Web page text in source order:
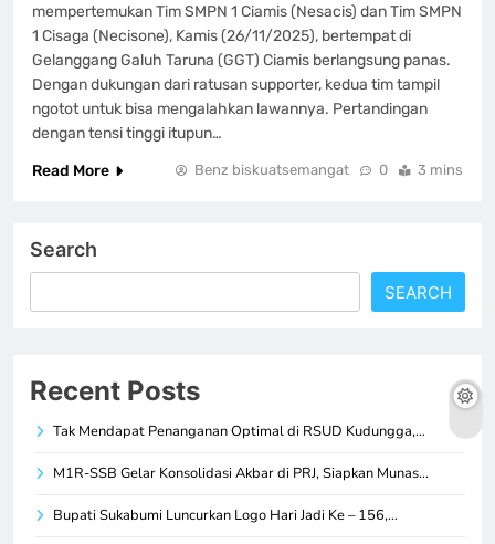
mempertemukan Tim SMPN 1 Ciamis (Nesacis) dan Tim SMPN
1 Cisaga (Necisone), Kamis (26/11/2025), bertempat di
Gelanggang Galuh Taruna (GGT) Ciamis berlangsung panas.
Dengan dukungan dari ratusan supporter, kedua tim tampil
ngotot untuk bisa mengalahkan lawannya. Pertandingan
dengan tensi tinggi itupun…
Read More
Benz biskuatsemangat 0 3 mins
Search
SEARCH
Recent Posts
Tak Mendapat Penanganan Optimal di RSUD Kudungga,…
M1R-SSB Gelar Konsolidasi Akbar di PRJ, Siapkan Munas…
Bupati Sukabumi Luncurkan Logo Hari Jadi Ke – 156,…